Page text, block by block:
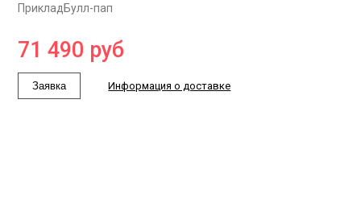
Приклад Булл-пап
71 490 руб
Заявка Информация о доставке